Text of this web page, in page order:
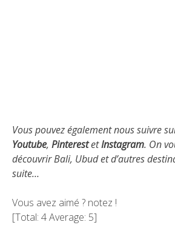
Vous pouvez également nous suivre
Youtube, PinterestetInstagram. On
découvrir Bali, Ubud et d’autres
suite…
Vous avez aimé ? notez !
[Total: 4Average: 5]